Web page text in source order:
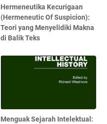
Hermeneutika Kecurigaan
(Hermeneutic Of Suspicion):
Teori yang Menyelidiki Makna
di Balik Teks
Menguak Sejarah Intelektual: